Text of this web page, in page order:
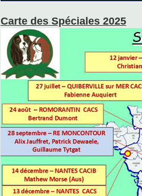
Carte des Spéciales 2025